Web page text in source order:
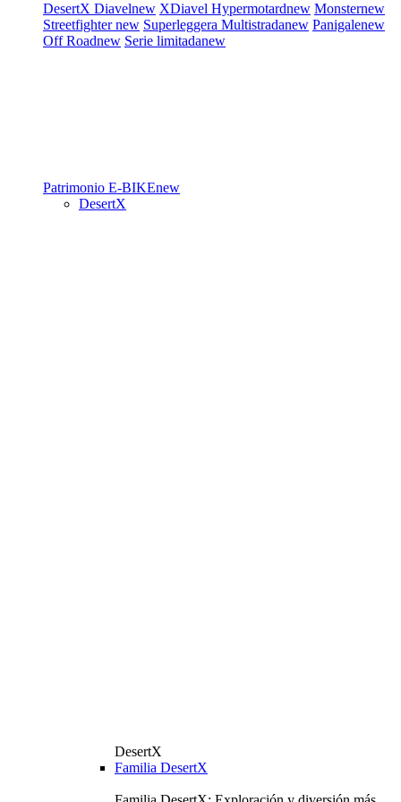
DesertX Diavelnew XDiavel Hypermotardnew Monsternew
Streetfighternew Superleggera Multistradanew Panigalenew
Off Roadnew Serie limitadanew
Patrimonio E-BIKEnew
DesertX
DesertX
Familia DesertX